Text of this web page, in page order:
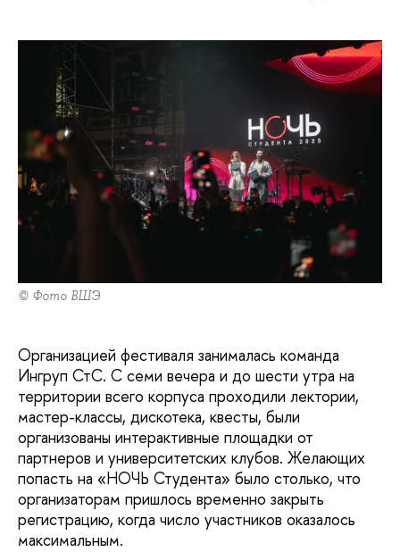
© Фото ВШЭ
Организацией фестиваля занималась команда
Ингруп СтС. С семи вечера и до шести утра на
территории всего корпуса проходили лектории,
мастер-классы, дискотека, квесты, были
организованы интерактивные площадки от
партнеров и университетских клубов. Желающих
попасть на «НОЧЬ Студента» было столько, что
организаторам пришлось временно закрыть
регистрацию, когда число участников оказалось
максимальным.